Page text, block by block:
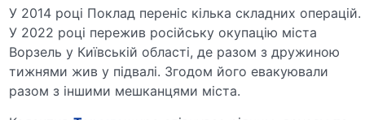
У 2014 році Поклад переніс кілька складних операцій.
У 2022 році пережив російську окупацію міста
Ворзель у Київській області, де разом з дружиною
тижнями жив у підвалі. Згодом його евакуювали
разом з іншими мешканцями міста.